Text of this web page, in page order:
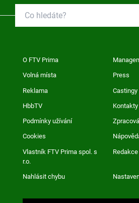
O FTV Prima
Volná místa Press
Reklama Castingy
HbbTV Kontakty
Podmínky užívání
Cookies
Vlastník FTV Prima spol. s
r.o.
Redakce
Nahlásit chybu